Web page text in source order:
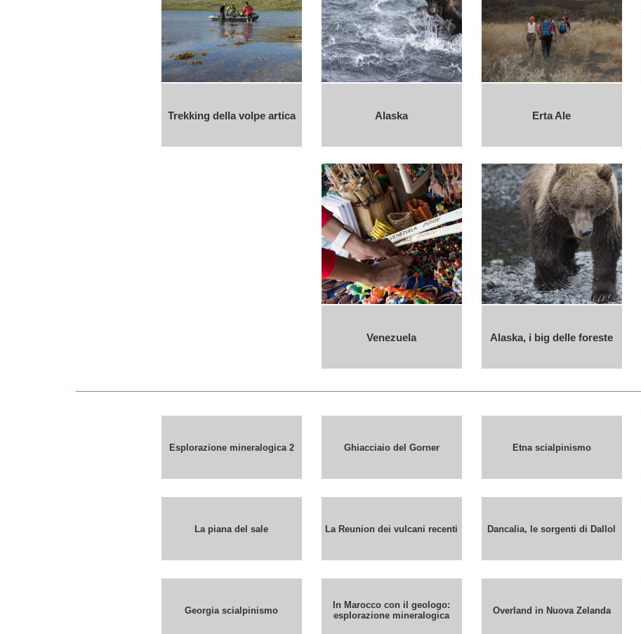
Trekking della volpe artica Alaska Erta Ale
Venezuela Alaska, i big delle foreste
Esplorazione mineralogica 2 Ghiacciaio del Gorner Etna scialpinismo
La piana del sale La Reunion dei vulcani recenti Dancalia, le sorgenti di Dallol
Georgia scialpinismo
In Marocco con il geologo:
esplorazione mineralogica
Overland in Nuova Zelanda